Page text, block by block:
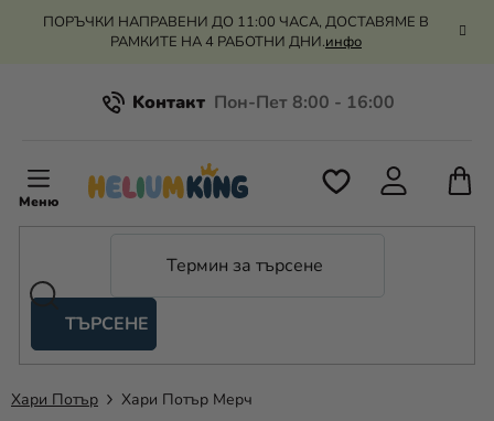
Преминаване
ПОРЪЧКИ НАПРАВЕНИ ДО 11:00 ЧАСА, ДОСТАВЯМЕ В
РАМКИТЕ НА 4 РАБОТНИ ДНИ.инфо
Kонтакт
Всичко за пазаруването
Оценка на магазина
ТЪРСЕНЕ
и
балони
Хари Потър Хари Потър Мерч